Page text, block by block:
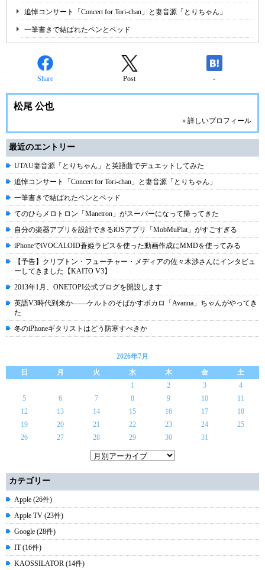
追悼コンサート「Concert for Tori-chan」と妻音源「とりちゃん」
一筆書きで結ばれたペンとベッド
Share Post -
松尾 公也
» 詳しいプロフィール
最近のエントリー
UTAU妻音源「とりちゃん」と英語曲でデュエットしてみた
追悼コンサート「Concert for Tori-chan」と妻音源「とりちゃん」
一筆書きで結ばれたペンとベッド
てのひらメロトロン「Manetron」がスーパーになって帰ってきた
自分の楽器アプリを設計できるiOSアプリ「MobMuPlat」がすごすぎる
iPhoneでiVOCALOID蒼姫ラピスを使った動画作成にMMDを使ってみる
【予告】クリプトン・フューチャー・メディアの佐々木渉さんにインタビュ
ーしてきました【KAITO V3】
2013年1月、ONETOPI公式ブログを開設します
英語V3時代到来か――ケルトのそばかすボカロ「Avanna」ちゃんがやってき
た
冬のiPhoneギタリストはどう防寒すべきか
2026年7月
日
月 火 水 木 金
土
1
2 3
4
5
6 7 8 9 10
11
12
13 14 15 16 17
18
19
20 21 22 23 24
25
26
27 28 29 30 31
カテゴリー
Apple (26件)
Apple TV (23件)
Google (28件)
IT (16件)
KAOSSILATOR (14件)